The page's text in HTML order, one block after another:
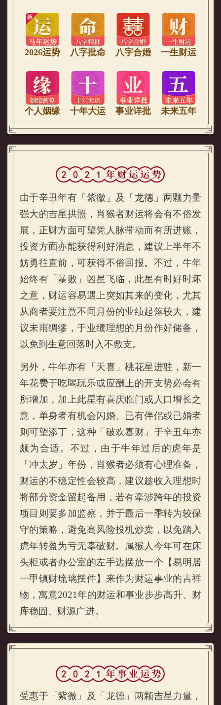
2026运势 八字批命 八字合婚 一生财运
个人姻缘 十年大运 事业详批 未来五年
属猴的人2021年财运运势
由于辛丑年有「紫徽」及「龙德」两颗力量
强大的吉星拱照，肖猴者财运将会有不俗发
展，正财方面可望凭人脉带动而有所进账，
投资方面亦能获得利好消息，建议上半年不
妨勇往直前，可获得不俗回报。不过，牛年
始终有「暴败」凶星飞临，此星有时好时坏
之意，财运容易遇上突如其来的变化，尤其
从商者要注意不同月份的业绩起落较大，建
议未雨绸缪，于业绩理想的月份作好储备，
以免到生意回落时入不敷支。
另外，牛年亦有「天喜」桃花星进驻，新一
年花费于吃喝玩乐或应酬上的开支势必会有
所增加，加上此星有喜庆临门或人口增长之
意，单身者有机会闪婚、已有伴侣或已婚者
则可望添丁，这种「破欢喜财」于辛丑年亦
颇为合适。不过，由于牛年过后的虎年是
「冲太岁」年份，肖猴者必须有心理准备，
财运的不稳定性会较高，建议趁收入理想时
将部分资金留起备用，若有牵涉跨年的投资
项目则要多加监察，并于最后一季转为较保
守的策略，避免高风险投机炒卖，以免踏入
虎年转盈为亏无辜破财。属猴人今年可在床
头柜或者办公室的左手边摆放一个【易明居
一甲镇财琉璃摆件】来作为财运事业的吉祥
物，寓意2021年的财运和事业步步高升、财
库稳固、财源广进。
受惠于「紫微」及「龙德」两颗吉星力量，